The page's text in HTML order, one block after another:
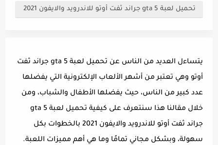
تحميل لعبة gta 5 جراند ثفت أوتو للاندرويد والايفون 2021
يتساءل العديد من الناس عن تحميل لعبة gta 5 جراند ثفت
أوتو وهي تعتبر من أشهر الألعاب الإلكترونية التي يفضلها
عدد كبير من الناس، حيث يفضلها الأطفال والشباب، ومن
خلال مقالنا هذا سنتعرف على كيفية تحميل لعبة gta 5
جراند ثفت أوتو للاندرويد والايفون 2021 بالخطوات بكل
سهولة، وبشكل مجاني تمامًا وما هي أهم مميزات اللعبة.